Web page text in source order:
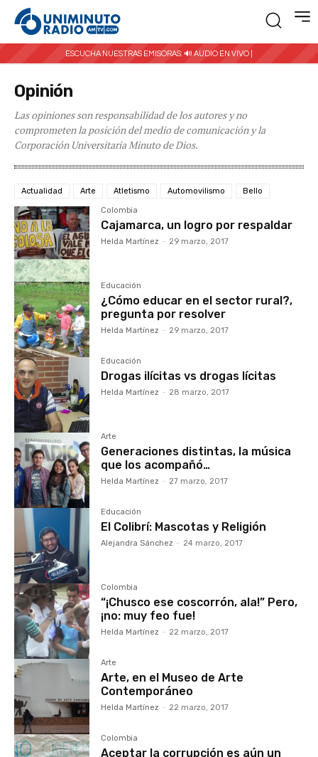
ESCUCHA NUESTRAS EMISORAS: 🔊 AUDIO EN VIVO |
Opinión
Las opiniones son responsabilidad de los autores y no
comprometen la posición del medio de comunicación y la
Corporación Universitaria Minuto de Dios.
Actualidad Arte Atletismo Automovilismo Bello
Colombia
Cajamarca, un logro por respaldar
Helda Martínez - 29 marzo, 2017
Educación
¿Cómo educar en el sector rural?,
pregunta por resolver
Helda Martínez - 29 marzo, 2017
Educación
Drogas ilícitas vs drogas lícitas
Helda Martínez - 28 marzo, 2017
Arte
Generaciones distintas, la música
que los acompañó…
Helda Martínez - 27 marzo, 2017
Educación
El Colibrí: Mascotas y Religión
Alejandra Sánchez - 24 marzo, 2017
Colombia
“¡Chusco ese coscorrón, ala!” Pero,
¡no: muy feo fue!
Helda Martínez - 22 marzo, 2017
Arte
Arte, en el Museo de Arte
Contemporáneo
Helda Martínez - 22 marzo, 2017
Colombia
Aceptar la corrupción es aún un